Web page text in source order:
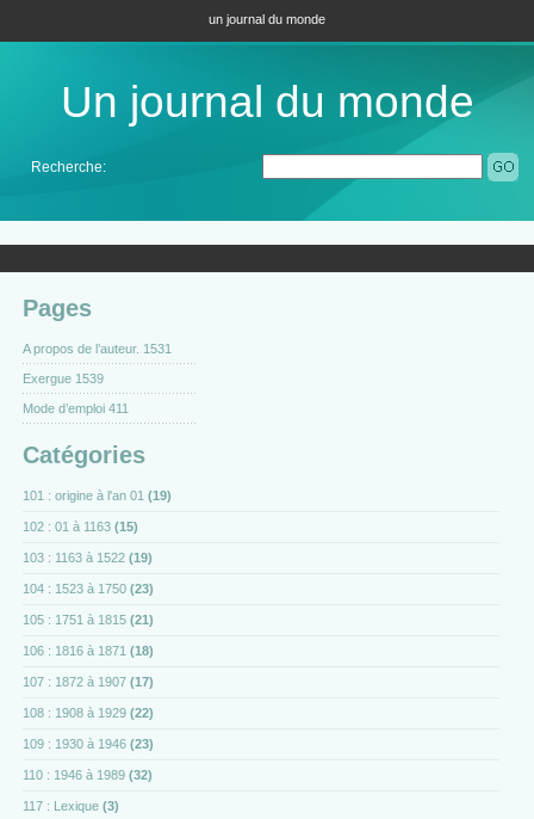
un journal du monde
Un journal du monde
Recherche:
Pages
A propos de l’auteur. 1531
Exergue 1539
Mode d’emploi 411
Catégories
101 : origine à l'an 01 (19)
102 : 01 à 1163 (15)
103 : 1163 à 1522 (19)
104 : 1523 à 1750 (23)
105 : 1751 à 1815 (21)
106 : 1816 à 1871 (18)
107 : 1872 à 1907 (17)
108 : 1908 à 1929 (22)
109 : 1930 à 1946 (23)
110 : 1946 à 1989 (32)
117 : Lexique (3)